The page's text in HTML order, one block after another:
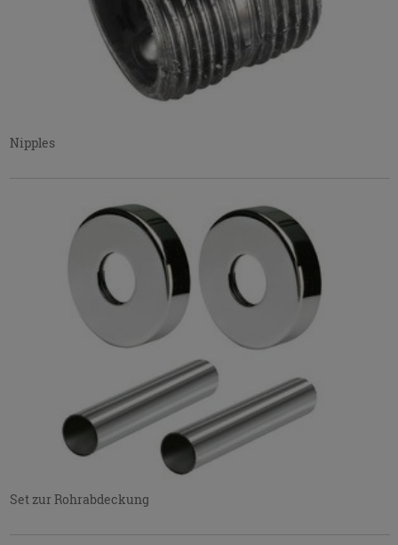
Nipples
Set zur Rohrabdeckung